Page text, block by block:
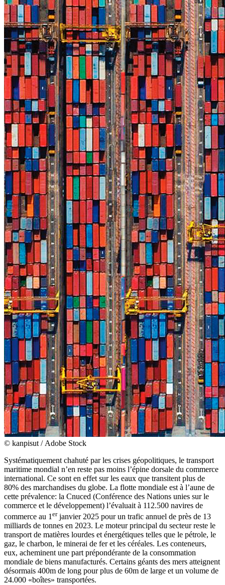
© kanpisut / Adobe Stock
Systématiquement chahuté par les crises géopolitiques, le transport
maritime mondial n’en reste pas moins l’épine dorsale du commerce
international. Ce sont en effet sur les eaux que transitent plus de
80% des marchandises du globe. La flotte mondiale est à l’aune de
cette prévalence: la Cnuced (Conférence des Nations unies sur le
commerce et le développement) l’évaluait à 112.500 navires de
commerce au 1 erjanvier 2025 pour un trafic annuel de près de 13
milliards de tonnes en 2023. Le moteur principal du secteur reste le
transport de matières lourdes et énergétiques telles que le pétrole, le
gaz, le charbon, le minerai de fer et les céréales. Les conteneurs,
eux, acheminent une part prépondérante de la consommation
mondiale de biens manufacturés. Certains géants des mers atteignent
désormais 400m de long pour plus de 60m de large et un volume de
24.000 «boîtes» transportées.